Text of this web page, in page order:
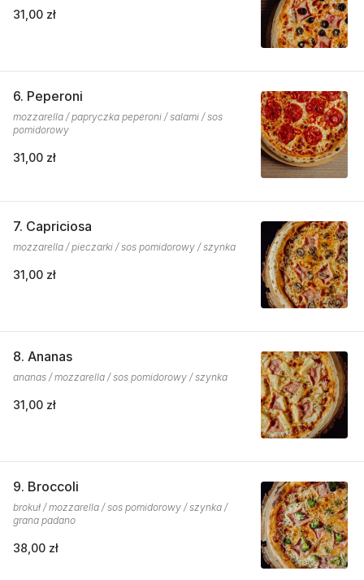
31,00 zł
6. Peperoni
mozzarella / papryczka peperoni / salami / sos
pomidorowy
31,00 zł
7. Capriciosa
mozzarella / pieczarki / sos pomidorowy / szynka
31,00 zł
8. Ananas
ananas / mozzarella / sos pomidorowy / szynka
31,00 zł
9. Broccoli
brokuł / mozzarella / sos pomidorowy / szynka /
grana padano
38,00 zł